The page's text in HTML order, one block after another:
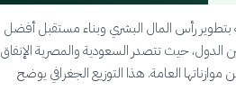
بتطوير رأس المال البشري وبناء مستقبل أفضل
الدول، حيث تتصدر السعودية والمصرية الإنفاق
العامة. هذا التوزيع الجغرافي يوضح